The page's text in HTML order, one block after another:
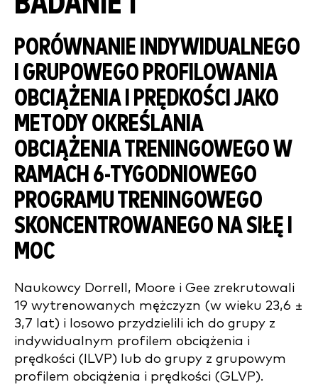
PORÓWNANIE INDYWIDUALNEGO
I GRUPOWEGO PROFILOWANIA
OBCIĄŻENIA I PRĘDKOŚCI JAKO
METODY OKREŚLANIA
OBCIĄŻENIA TRENINGOWEGO W
RAMACH 6-TYGODNIOWEGO
PROGRAMU TRENINGOWEGO
SKONCENTROWANEGO NA SIŁĘ I
MOC
Naukowcy Dorrell, Moore i Gee zrekrutowali
19 wytrenowanych mężczyzn (w wieku 23,6 ±
3,7 lat) i losowo przydzielili ich do grupy z
indywidualnym profilem obciążenia i
prędkości (ILVP) lub do grupy z grupowym
profilem obciążenia i prędkości (GLVP).